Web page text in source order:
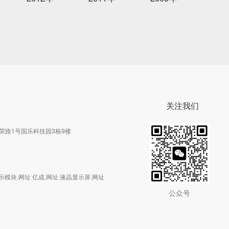
路1号国乐科技园3栋9楼
模块.网址 亿成.网址 液晶显示屏.网址
关注我们
公众号